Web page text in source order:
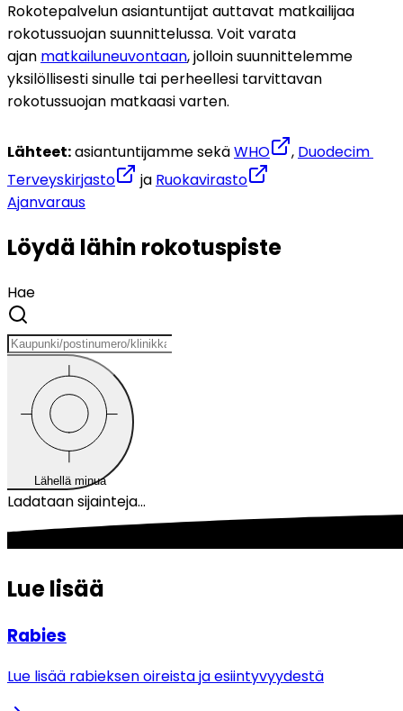
Rokotepalvelun asiantuntijat auttavat matkailijaa
rokotussuojan suunnittelussa. Voit varata
ajan matkailuneuvontaan, jolloin suunnittelemme
yksilöllisesti sinulle tai perheellesi tarvittavan
rokotussuojan matkaasi varten.
Lähteet: asiantuntijamme sekä WHO , Duodecim
Terveyskirjasto
ja Ruokavirasto
Ajanvaraus
Löydä lähin rokotuspiste
Hae
Lähellä minua
Ladataan sijainteja...
Lue lisää
Rabies
Lue lisää rabieksen oireista ja esiintyvyydestä